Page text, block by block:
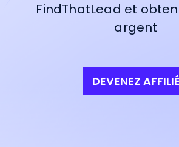
FindThatLead et
argent
DEVENEZ AFFILIÉ